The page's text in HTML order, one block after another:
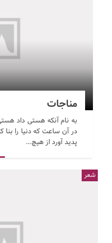
مناجات
به نام آنکه هستی داد
در آن ساعت که دنیا را
پدید آورد از هیچ...
شعر